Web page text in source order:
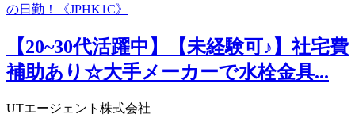
【20~30代活躍中】【未経験可♪】社宅費
補助あり☆大手メーカーで水栓金具...
UTエージェント株式会社